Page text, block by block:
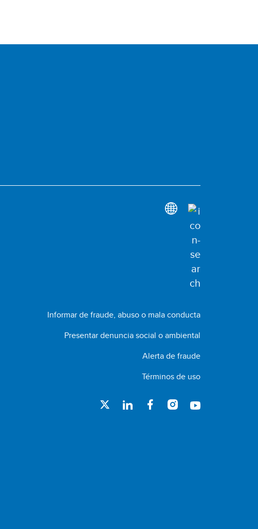
Informar de fraude, abuso o mala conducta
Presentar denuncia social o ambiental
Alerta de fraude
Términos de uso